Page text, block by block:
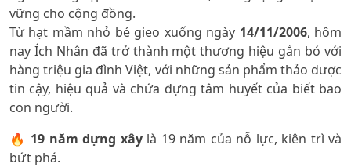
vững cho cộng đồng.
Từ hạt mầm nhỏ bé gieo xuống ngày 14/11/2006, hôm
nay Ích Nhân đã trở thành một thương hiệu gắn bó với
hàng triệu gia đình Việt, với những sản phẩm thảo dược
tin cậy, hiệu quả và chứa đựng tâm huyết của biết bao
con người.
🔥 19 năm dựng xâylà 19 năm của nỗ lực, kiên trì và
bứt phá.